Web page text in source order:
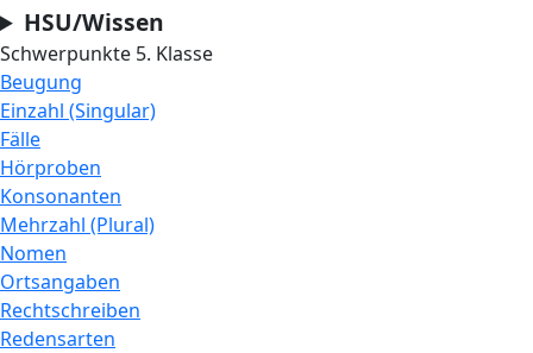
HSU/Wissen
Schwerpunkte 5. Klasse
Beugung
Einzahl (Singular)
Fälle
Hörproben
Konsonanten
Mehrzahl (Plural)
Nomen
Ortsangaben
Rechtschreiben
Redensarten